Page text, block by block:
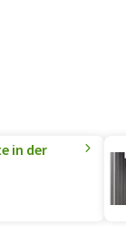
in der